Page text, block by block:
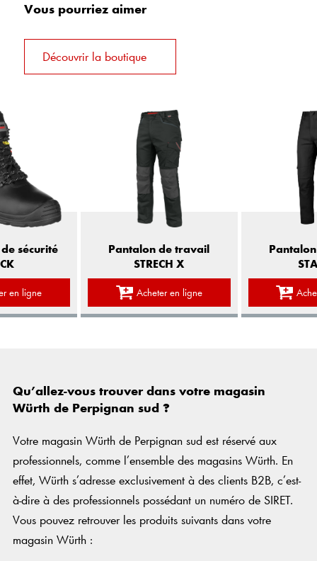
Vous pourriez aimer
Découvrir la boutique
sécurité
en ligne
Pantalon de travail
STRECH X
Acheter en ligne
Qu’allez-vous trouver dans votre magasin
Würth de Perpignan sud ?
Votre magasin Würth de Perpignan sud est réservé aux
professionnels, comme l’ensemble des magasins Würth. En
effet, Würth s’adresse exclusivement à des clients B2B, c’est-
à-dire à des professionnels possédant un numéro de SIRET.
Vous pouvez retrouver les produits suivants dans votre
magasin Würth :